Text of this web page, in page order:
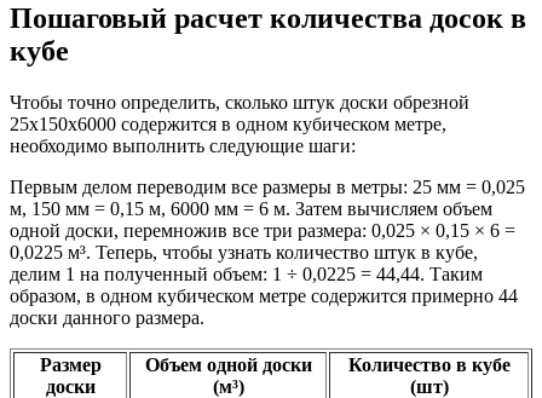
Пошаговый расчет количества досок в
кубе
Чтобы точно определить, сколько штук доски обрезной
25х150х6000 содержится в одном кубическом метре,
необходимо выполнить следующие шаги:
Первым делом переводим все размеры в метры: 25 мм = 0,025
м, 150 мм = 0,15 м, 6000 мм = 6 м. Затем вычисляем объем
одной доски, перемножив все три размера: 0,025 × 0,15 × 6 =
0,0225 м³. Теперь, чтобы узнать количество штук в кубе,
делим 1 на полученный объем: 1 ÷ 0,0225 = 44,44. Таким
образом, в одном кубическом метре содержится примерно 44
доски данного размера.
Размер
доски
Объем одной доски
(м³)
Количество в кубе
(шт)